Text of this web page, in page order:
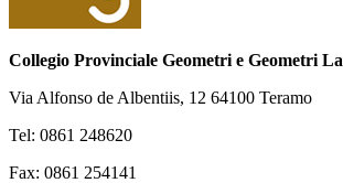
Collegio Provinciale Geometri e Geometri
Via Alfonso de Albentiis, 12 64100 Teramo
Tel: 0861 248620
Fax: 0861 254141